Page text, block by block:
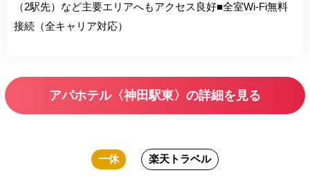
（2駅先）など主要エリアへもアクセス良好■全室Wi-Fi無料
接続（全キャリア対応）
アパホテル〈神田駅東〉の詳細を見る
一休 楽天トラベル